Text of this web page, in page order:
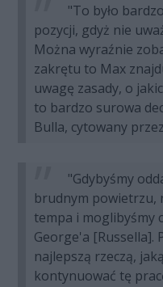
"To było
pozycji, gdyż nie
Można wyraźnie
zakrętu to Max
uwagę zasady, o
to bardzo surowa
Bulla, cytowany
"Gdybyśmy
brudnym powietrzu,
tempa i moglibyśmy
George'a [Russella].
najlepszą rzeczą,
kontynuować tę